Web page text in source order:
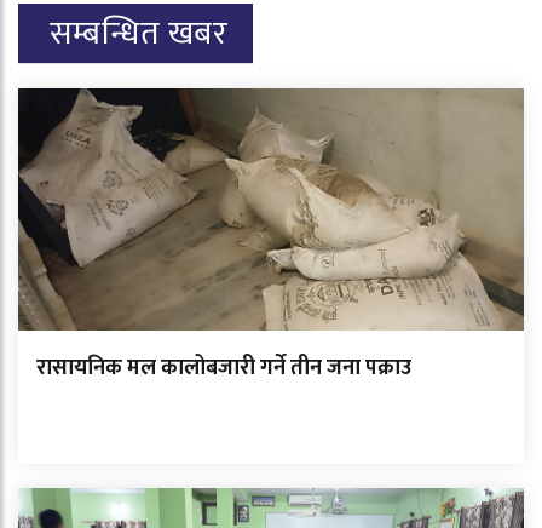
सम्बन्धित खबर
रासायनिक मल कालोबजारी गर्ने तीन जना पक्राउ